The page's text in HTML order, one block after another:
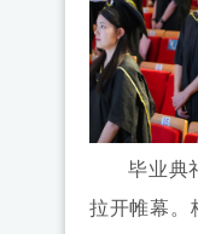
毕业典
拉开帷幕。